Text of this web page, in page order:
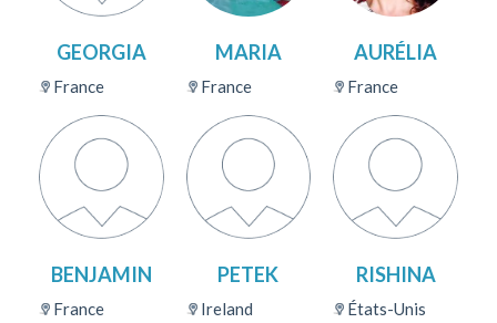
GEORGIA
France
MARIA
France
AURÉLIA
France
BENJAMIN
France
PETEK
Ireland
RISHINA
États-Unis